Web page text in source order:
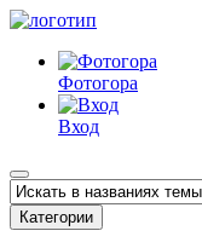
Фотогора
Вход
Категории